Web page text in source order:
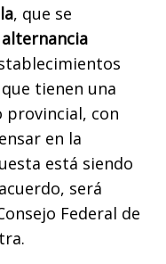
, que se
alternancia
tienen una
con
en la
está siendo
será
Federal de